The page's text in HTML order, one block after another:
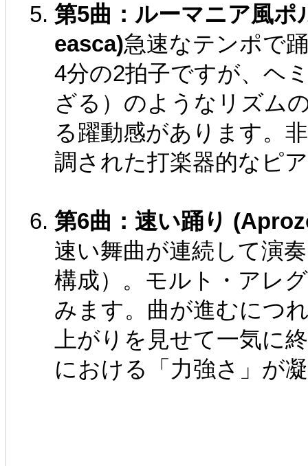
第5曲：ルーマニア風
easca)急速なテンポで
4分の2拍子ですが、ヘ
ざる）のようなリズム
る躍動感があります。
調された打楽器的なピ
第6曲：速い踊り
速い舞曲が連続して演
構成）。モルト・アレ
みます。曲が進むにつ
上がりを見せて一気に
における「力強さ」が